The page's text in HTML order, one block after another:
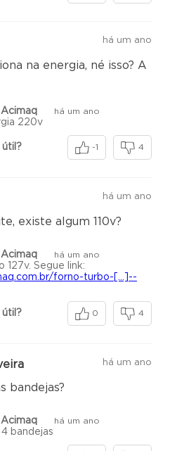
há um ano
na energia, né isso? A
há um ano
220v
-1 4
há um ano
existe algum 110v?
há um ano
127v. Segue link:
forno-turbo-[…]--
0 4
há um ano
bandejas?
há um ano
bandejas